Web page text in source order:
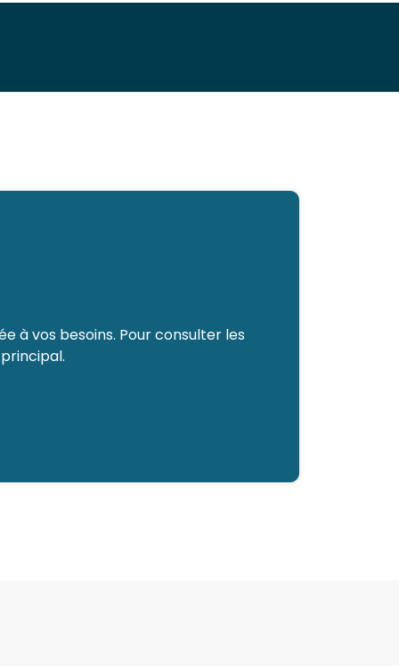
à vos besoins. Pour consulter les